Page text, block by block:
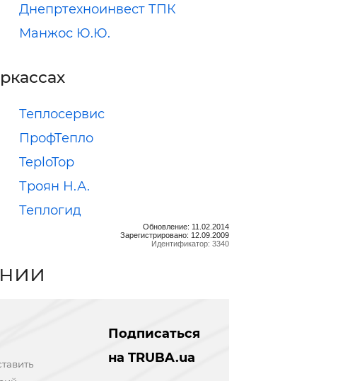
Днепртехноинвест ТПК
Манжос Ю.Ю.
Теплосервис
ПрофТепло
TeploTop
Троян Н.А.
Теплогид
Обновление: 11.02.2014
Зарегистрировано: 12.09.2009
Идентификатор: 3340
Подписаться
на TRUBA.ua